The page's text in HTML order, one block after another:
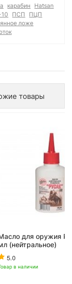
карабин
Hatsan
ПСП
ПЦП
ложе
товары
для оружия
(нейтральное)
5.0
в наличии